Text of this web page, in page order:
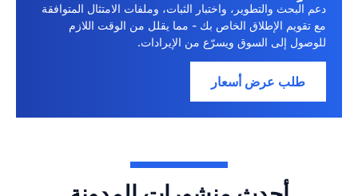
دعم البحث والتطوير، واختبار الثبات، وملفات الامتثال المتوافقة
مع تقويم الإطلاق الخاص بك - مما يقلل من الوقت اللازم
للوصول إلى السوق ويسرّع من الإيرادات.
طلب عرض أسعار